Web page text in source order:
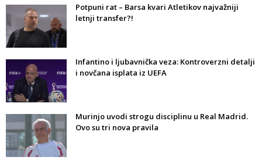
Potpuni rat – Barsa kvari Atletikov najvažniji
letnji transfer?!
Infantino i ljubavnička veza: Kontroverzni detalji
i novčana isplata iz UEFA
Murinjo uvodi strogu disciplinu u Real Madrid.
Ovo su tri nova pravila